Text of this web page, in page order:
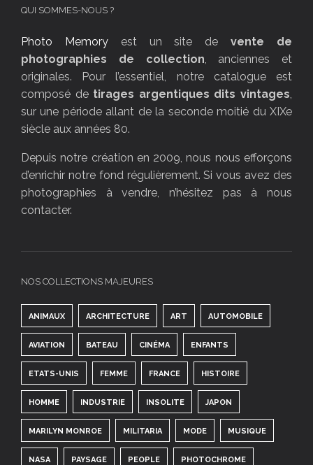
QUI SOMMES-NOUS ?
Photo Memoryest un site devente de
photographies de collection, anciennes et
originales. Pour l’essentiel, notre catalogue est
composé de tirages argentiques dits vintages,
sur une période allant de la seconde moitié du XIXe
siècle aux années 80.
Depuis notre création en 2009, nous nous efforçons
d’enrichir notre fond régulièrement. Si vous avez des
photographies à vendre, n’hésitez pas à nous
contacter.
NOS COLLECTIONS MAJEURES
ANIMAUX ARCHITECTURE ART AUTOMOBILE
AVIATION BATEAU CINÉMA ENFANTS
ETATS-UNIS FEMME FRANCE HISTOIRE
HOMME INDUSTRIE INSOLITE JAPON
MARILYN MONROE MILITARIA MODE MUSIQUE
NASA PAYSAGE PEOPLE PHOTOCHROME